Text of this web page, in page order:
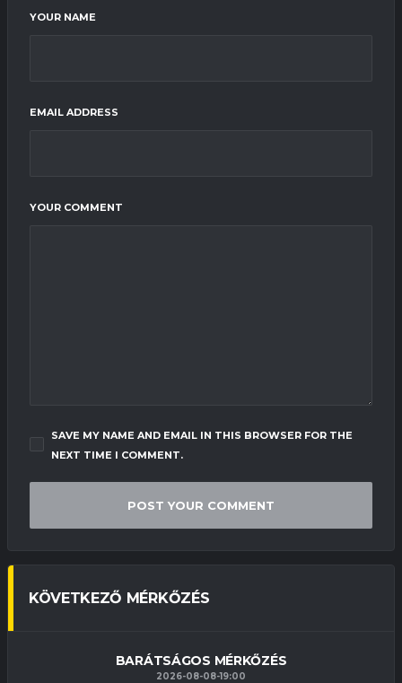
YOUR NAME
EMAIL ADDRESS
YOUR COMMENT
SAVE MY NAME AND EMAIL IN THIS BROWSER FOR THE
NEXT TIME I COMMENT.
KÖVETKEZŐ MÉRKŐZÉS
BARÁTSÁGOS MÉRKŐZÉS
2026-08-08-19:00